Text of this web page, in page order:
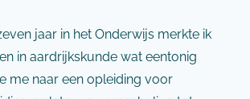
jaar in het Onderwijs merkte ik
in aardrijkskunde wat eentonig
me naar een opleiding voor